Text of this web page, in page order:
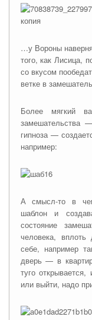
…у Вороны
того, как Лисица,
со вкусом
ветке в
Более мягкий
замешательства
гипноза —
например:
А смысл-то в
шаблон и
состояние
человека,
себе, например
дверь — в
туго
или выйти, надо